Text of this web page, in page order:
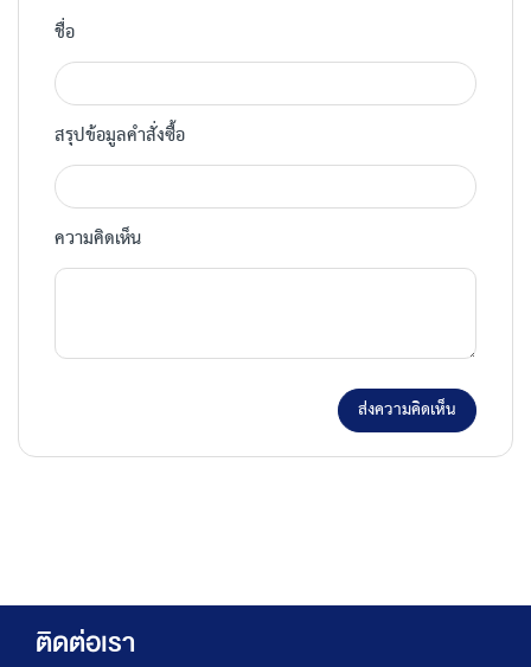
ชื่อ
สรุปข้อมูลคำสั่งซื้อ
ความคิดเห็น
ส่งความคิดเห็น
ติดต่อเรา